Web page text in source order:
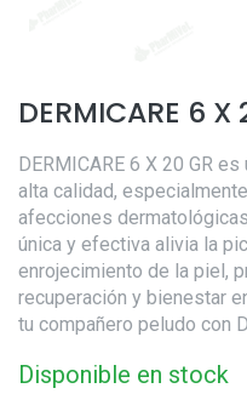
DERMICARE 6 X
DERMICARE 6 X 20 GR
alta calidad,
afecciones
única y efectiva alivia la
enrojecimiento de la piel,
recuperación y bienestar
tu compañero peludo con
Disponible en stock